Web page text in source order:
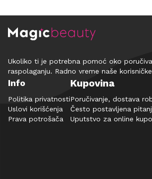
Ukoliko ti je potrebna pomoć oko
raspolaganju. Radno vreme naše
Info
Politika privatnosti
Uslovi korišćenja
Prava potrošača
Kupovina
Poručivanje, dostava
Često postavljena
Uputstvo za online